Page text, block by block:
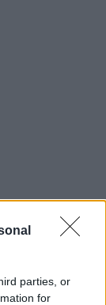
parties, or
for